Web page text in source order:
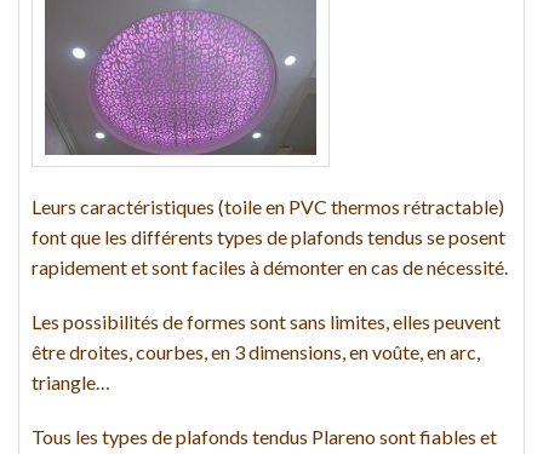
Leurs caractéristiques (toile en PVC thermos rétractable)
font que les différents types de plafonds tendus se posent
rapidement et sont faciles à démonter en cas de nécessité.
Les possibilités de formes sont sans limites, elles peuvent
être droites, courbes, en 3 dimensions, en voûte, en arc,
triangle…
Tous les types de plafonds tendus Plareno sont fiables et